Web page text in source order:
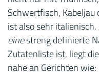
Schwertfisch, Kabeljau
ist also sehr
einestreng definierte
Zutatenliste ist, liegt
nahe an Gerichten wie: